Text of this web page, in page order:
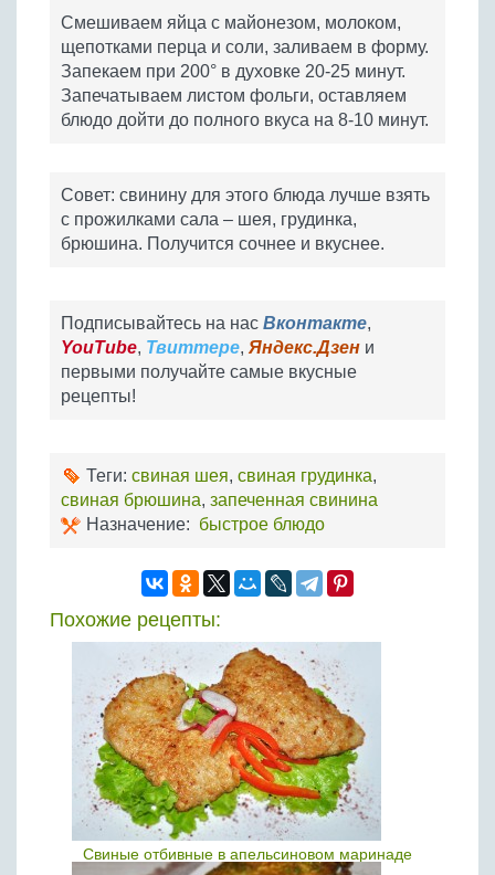
Смешиваем яйца с майонезом, молоком,
щепотками перца и соли, заливаем в форму.
Запекаем при 200° в духовке 20-25 минут.
Запечатываем листом фольги, оставляем
блюдо дойти до полного вкуса на 8-10 минут.
Совет: свинину для этого блюда лучше взять
с прожилками сала – шея, грудинка,
брюшина. Получится сочнее и вкуснее.
Подписывайтесь на нас Вконтакте,
YouTube, Твиттере, Яндекс.Дзен и
первыми получайте самые вкусные
рецепты!
Теги: свиная шея, свиная грудинка,
свиная брюшина, запеченная свинина
Назначение: быстрое блюдо
Похожие рецепты:
Свиные отбивные в апельсиновом маринаде